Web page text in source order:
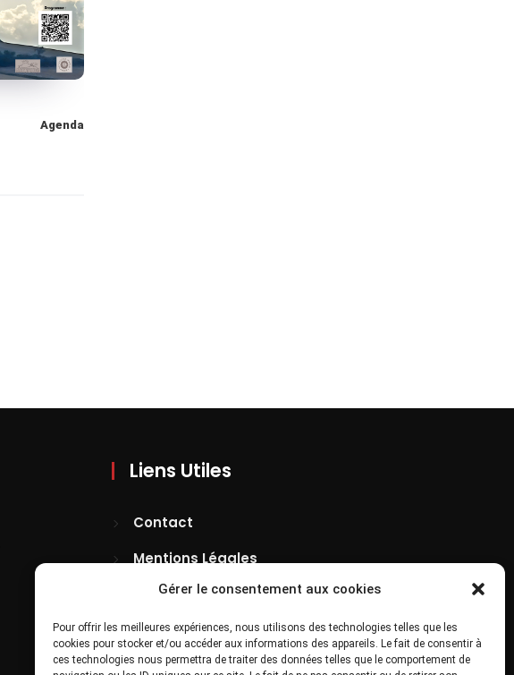
Gérer le consentement aux cookies
Pour offrir les meilleures expériences, nous utilisons des technologies telles que les
cookies pour stocker et/ou accéder aux informations des appareils. Le fait de consentir à
ces technologies nous permettra de traiter des données telles que le comportement de
Agenda
Liens Utiles
Contact
Mentions Légales
Confidentialité
Site Map